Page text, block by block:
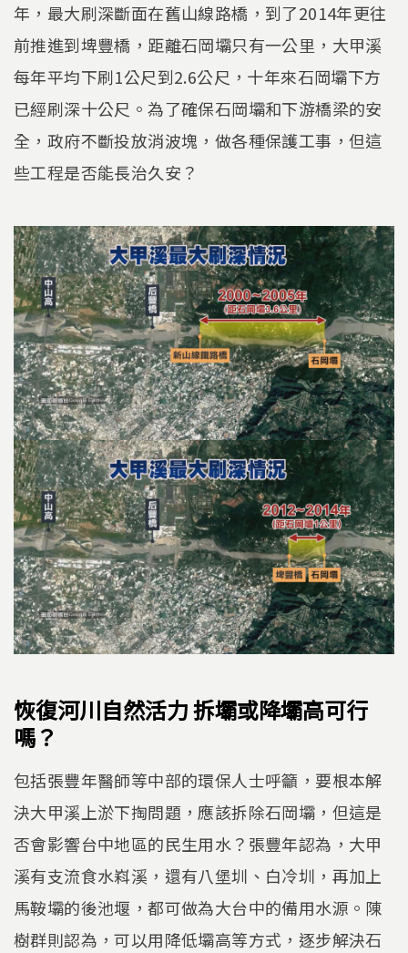
年，最大刷深斷面在舊山線路橋，到了2014年更往
前推進到埤豐橋，距離石岡壩只有一公里，大甲溪
每年平均下刷1公尺到2.6公尺，十年來石岡壩下方
已經刷深十公尺。為了確保石岡壩和下游橋梁的安
全，政府不斷投放消波塊，做各種保護工事，但這
些工程是否能長治久安？
恢復河川自然活力 拆壩或降壩高可行
嗎？
包括張豐年醫師等中部的環保人士呼籲，要根本解
決大甲溪上淤下掏問題，應該拆除石岡壩，但這是
否會影響台中地區的民生用水？張豐年認為，大甲
溪有支流食水嵙溪，還有八堡圳、白冷圳，再加上
馬鞍壩的後池堰，都可做為大台中的備用水源。陳
樹群則認為，可以用降低壩高等方式，逐步解決石